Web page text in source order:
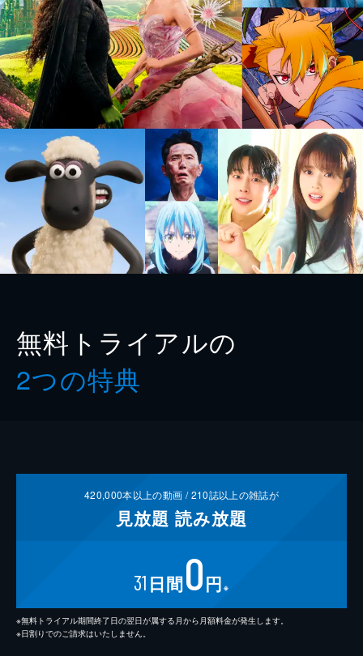
無料トライアルの
2つの特典
420,000本以上の動画 /210誌以上の雑誌が
見放題 読み放題
31 日間0円 ※
※無料トライアル期間終了日の翌日が属する月から月額料金が発生します。
※日割りでのご請求はいたしません。